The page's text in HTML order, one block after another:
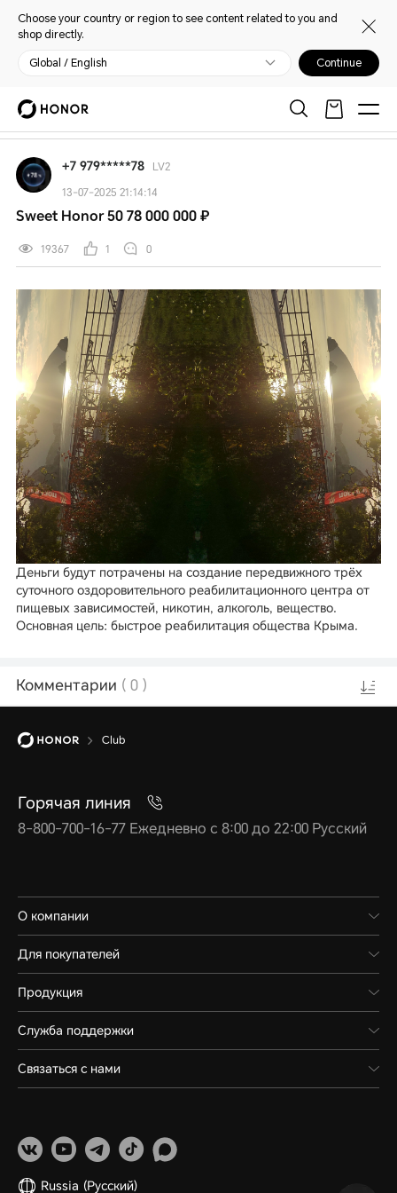
Choose your country or region to see content related to you and
shop directly.
Global / English Continue
ГлавнаяMy HONOR
Открыть
Москва
+7 979*****78 LV2
13-07-2025 21:14:14
Sweet Honor 50 78 000 000 ₽
19367 1 0
Деньги будут потрачены на создание передвижного трёх
суточного оздоровительного реабилитационного центра от
пищевых зависимостей, никотин, алкоголь, вещество.
Основная цель: быстрое реабилитация общества Крыма.
Комментарии ( 0 )
Club
Горячая линия
8-800-700-16-77 Ежедневно с 8:00 до 22:00 Русский
О компании
Для покупателей
Продукция
Служба поддержки
Связаться с нами
Russia (Pусский)